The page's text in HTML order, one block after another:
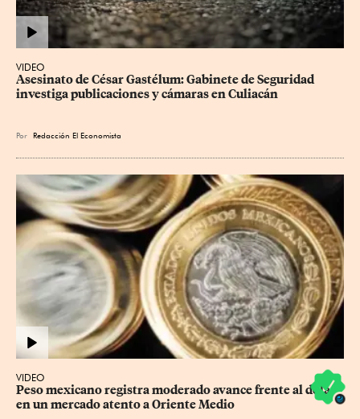
VIDEO
Asesinato de César Gastélum: Gabinete de Seguridad
investiga publicaciones y cámaras en Culiacán
Por Redacción El Economista
VIDEO
Peso mexicano registra moderado avance frente al dólar
en un mercado atento a Oriente Medio